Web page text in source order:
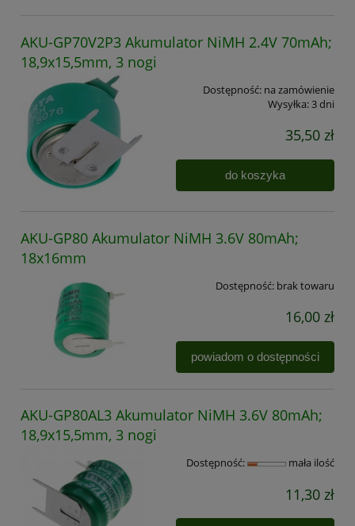
AKU-GP70V2P3 Akumulator NiMH 2.4V 70mAh;
18,9x15,5mm, 3 nogi
Dostępność: na zamówienie
Wysyłka: 3 dni
35,50 zł
do koszyka
AKU-GP80 Akumulator NiMH 3.6V 80mAh;
18x16mm
Dostępność: brak towaru
16,00 zł
powiadom o dostępności
AKU-GP80AL3 Akumulator NiMH 3.6V 80mAh;
18,9x15,5mm, 3 nogi
Dostępność: mała ilość
11,30 zł